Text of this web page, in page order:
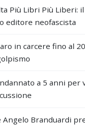
Più Libri Più Liberi:
editore neofascista
in carcere fino al
a 5 anni per
Angelo Branduardi